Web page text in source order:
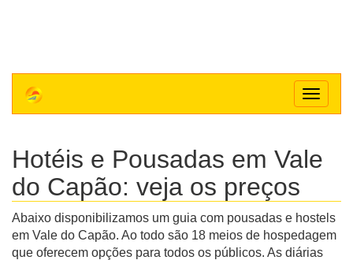
Toggle
Hotéis e Pousadas em Vale
do Capão: veja os preços
Abaixo disponibilizamos um guia com pousadas e hostels
em Vale do Capão. Ao todo são 18 meios de hospedagem
que oferecem opções para todos os públicos. As diárias